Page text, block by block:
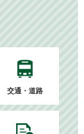
交通・道路